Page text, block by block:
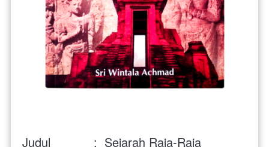
Judul            :  Sejarah Raja-Raja